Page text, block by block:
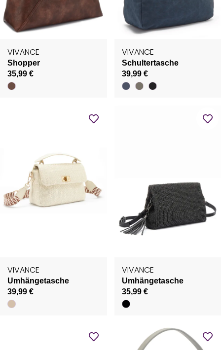
VIVANCE
Shopper
35,99 €
VIVANCE
Schultertasche
39,99 €
VIVANCE
Umhängetasche
39,99 €
VIVANCE
Umhängetasche
35,99 €